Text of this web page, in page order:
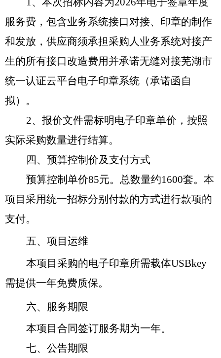
服务费，包含业务系统接口对接、印章的制作
和发放， 供应商须承担采购人业务系统对接产
生的所有接口改造费用并承诺无缝对接芜湖市
统一认证云平台电子印章系统 （承诺函自
拟）。
2、报价文件需标明电子印章单价，按照
实际采购数量进行结算。
四、预算控制价及支付方式
预算控制单价85元。总数量约1600套。本
项目采用统一招标分别付款的方式进行款项的
支付。
五、项目运维
本项目采购的电子印章所需载体USBkey
需提供一年免费质保。
六、服务期限
本项目合同签订服务期为一年。
七、公告期限